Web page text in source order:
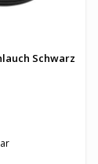
Schwarz